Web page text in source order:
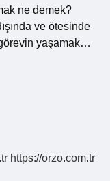
ne demek?
ve ötesinde
yaşamak…
https://orzo.com.tr